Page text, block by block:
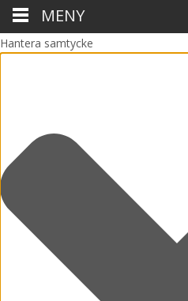
Hantera samtycke
MENY